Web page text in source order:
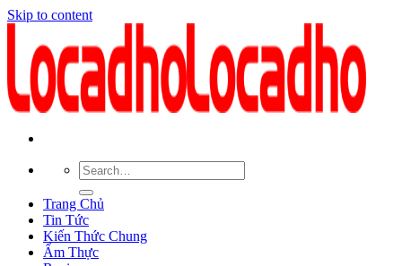
Skip to content
Trang Chủ
Tin Tức
Kiến Thức Chung
Ẩm Thực